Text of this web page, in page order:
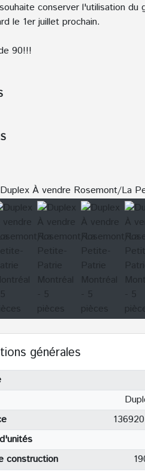
conserver l'utilisation
le 1er juillet prochain.
90!!!
générales
construction